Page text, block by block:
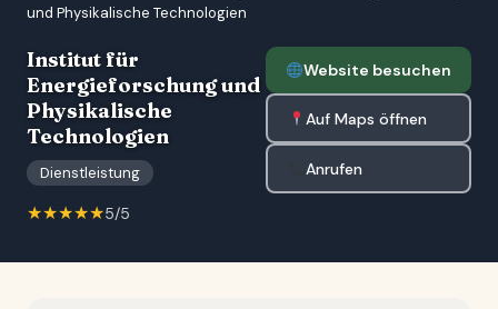
und Physikalische Technologien
Institut für
Energieforschung und
Physikalische
Technologien
Dienstleistung
★★★★★5/5
Website besuchen
Auf Maps öffnen
Anrufen